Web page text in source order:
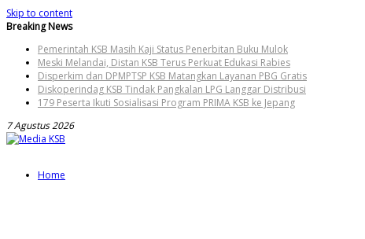
Skip to content
Breaking News
Pemerintah KSB Masih Kaji Status Penerbitan Buku Mulok
Meski Melandai, Distan KSB Terus Perkuat Edukasi Rabies
Disperkim dan DPMPTSP KSB Matangkan Layanan PBG Gratis
Diskoperindag KSB Tindak Pangkalan LPG Langgar Distribusi
179 Peserta Ikuti Sosialisasi Program PRIMA KSB ke Jepang
7 Agustus 2026
Home